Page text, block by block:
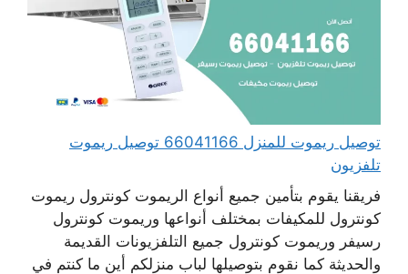
توصيل ريموت للمنزل 66041166 توصيل ريموت
تلفزيون
فريقنا يقوم بتأمين جميع أنواع الريموت كونترول ريموت
كونترول للمكيفات بمختلف أنواعها وريموت كونترول
رسيفر وريموت كونترول جميع التلفزيونات القديمة
والحديثة كما نقوم بتوصيلها لباب منزلكم أين ما كنتم في